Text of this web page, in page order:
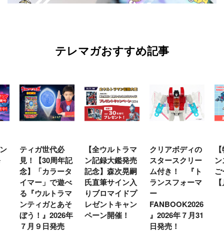
テレマガおすすめ記事
ティガ世代必
見！【30周年記
念】「カラータ
イマー」で遊べ
る『ウルトラマ
ンティガとあそ
ぼう！』2026年
７月９日発売
【全ウルトラマ
ン記録大鑑発売
記念】森次晃嗣
氏直筆サイン入
りブロマイドプ
レゼントキャン
ペーン開催！
クリアボディの
スタースクリー
ム付き！ 『ト
ランスフォーマ
ー
FANBOOK2026
』2026年７月31
日発売！